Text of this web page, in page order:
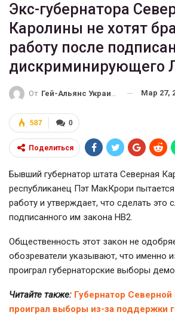
Экс-губернатора
Каролины не хотят
работу после
дискриминирующего
От Гей-Альянс Украина Мар 27,
0
587
Поделиться
Бывший губернатор штата Северная
республиканец Пэт МакКрори
работу и утверждает, что сделать это
подписанного им закона НВ2.
Общественность этот закон не
обозреватели указывают, что именно
проиграл губернаторские выборы
Читайте также: Губернатор
проиграл выборы из-за поддержки